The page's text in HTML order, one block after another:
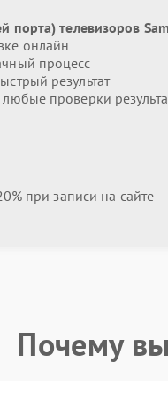
порта) телевизоров
онлайн
процесс
результат
проверки
при записи на сайте
Почему